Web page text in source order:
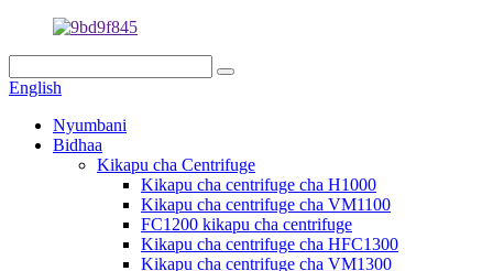
English
Nyumbani
Bidhaa
Kikapu cha Centrifuge
Kikapu cha centrifuge cha H1000
Kikapu cha centrifuge cha VM1100
FC1200 kikapu cha centrifuge
Kikapu cha centrifuge cha HFC1300
Kikapu cha centrifuge cha VM1300